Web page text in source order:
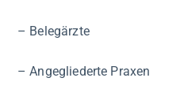
– Belegärzte
– Angegliederte Praxen